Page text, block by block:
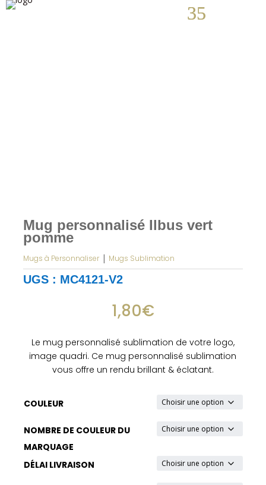
Mug personnalisé Ilbus vert
pomme
Mugs à Personnaliser| Mugs Sublimation
UGS : MC4121-V2
1,80€
Le mug personnalisé sublimation de votre logo,
image quadri. Ce mug personnalisé sublimation
vous offre un rendu brillant & éclatant.
COULEUR
NOMBRE DE COULEUR DU
MARQUAGE
DÉLAI LIVRAISON